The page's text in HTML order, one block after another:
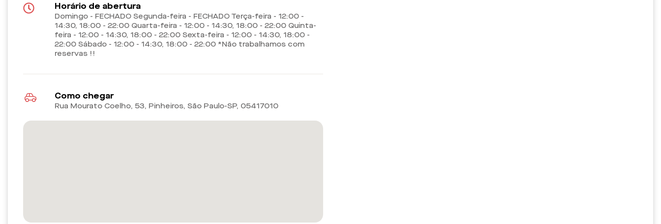
Horário de abertura
Domingo - FECHADO Segunda-feira - FECHADO Terça-feira - 12:00 -
14:30, 18:00 - 22:00 Quarta-feira - 12:00 - 14:30, 18:00 - 22:00 Quinta-
feira - 12:00 - 14:30, 18:00 - 22:00 Sexta-feira - 12:00 - 14:30, 18:00 -
22:00 Sábado - 12:00 - 14:30, 18:00 - 22:00 *Não trabalhamos com
reservas !!
Como chegar
Rua Mourato Coelho, 53, Pinheiros, São Paulo-SP, 05417010